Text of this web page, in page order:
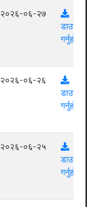
२०२६-०६-२७
डाउनलोड
गर्नुहोस्
२०२६-०६-२६
डाउनलोड
गर्नुहोस्
२०२६-०६-२५
डाउनलोड
गर्नुहोस्